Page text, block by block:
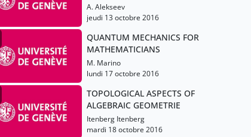
A. Alekseev
jeudi 13 octobre 2016
QUANTUM MECHANICS FOR
MATHEMATICIANS
M. Marino
lundi 17 octobre 2016
TOPOLOGICAL ASPECTS OF
ALGEBRAIC GEOMETRIE
Itenberg Itenberg
mardi 18 octobre 2016